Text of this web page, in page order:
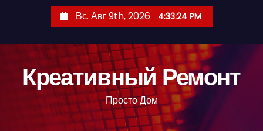
Вс. Авг 9th, 2026 4:33:25 PM
Креативный Ремонт
Просто Дом